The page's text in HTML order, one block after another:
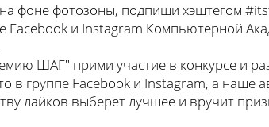
фоне фотозоны, подпиши хэштегом
Facebook и Instagram Компьютерной
ШАГ" прими участие в конкурсе и
в группе Facebook и Instagram, а наше
лайков выберет лучшее и вручит